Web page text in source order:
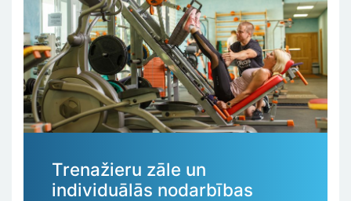
Trenažieru zāle un
individuālās nodarbības